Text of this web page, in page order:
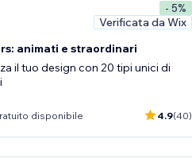
- 5%
Verificata da Wix
animati e straordinari
il tuo design con 20 tipi unici di
disponibile 4.9(40)